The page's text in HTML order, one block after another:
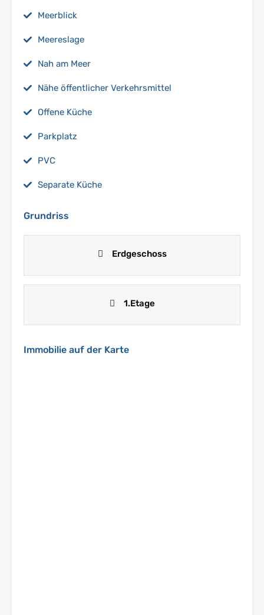
Meerblick
Meereslage
Nah am Meer
Nähe öffentlicher Verkehrsmittel
Offene Küche
Parkplatz
PVC
Separate Küche
Grundriss
Erdgeschoss
1.Etage
Immobilie auf der Karte